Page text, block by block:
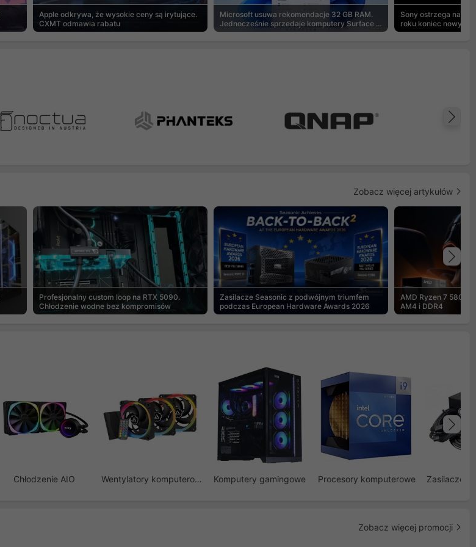
Apple odkrywa, że wysokie ceny są irytujące.
CXMT odmawia rabatu
Microsoft usuwa rekomendacje 32 GB RAM.
Jednocześnie sprzedaje komputery Surface z
8 GB
Sony ostrzega na
roku koniec nowych
Zobacz więcej artykułów
Profesjonalny custom loop na RTX 5090.
Chłodzenie wodne bez kompromisów
Zasilacze Seasonic z podwójnym triumfem
podczas European Hardware Awards 2026
AMD Ryzen 7
AM4 i DDR4
Chłodzenie AIO Wentylatory komputerowe Komputery gamingowe Procesory komputerowe Zasilacze
Zobacz więcej promocji